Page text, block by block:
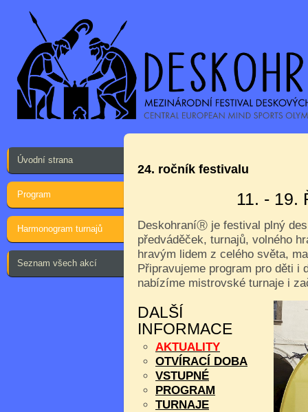
Úvodní strana
Program
Harmonogram turnajů
Seznam všech akcí
24. ročník festivalu
11. - 19.
DeskohraníⓇ je festival plný
předváděček, turnajů, volného
hravým lidem z celého světa,
Připravujeme program pro děti i
nabízíme mistrovské turnaje i
DALŠÍ
INFORMACE
AKTUALITY
OTVÍRACÍ DOBA
VSTUPNÉ
PROGRAM
TURNAJE